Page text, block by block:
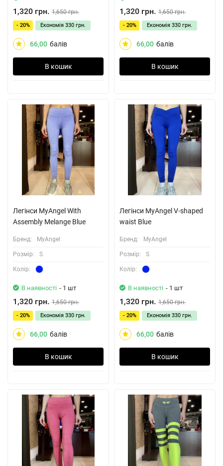
1,320 грн. 1,650 грн.
- 20% Економія 330 грн.
66,00 балів
В кошик
1,320 грн. 1,650 грн.
- 20% Економія 330 грн.
66,00 балів
В кошик
Легінси MyAngel With
Assembly Melange Blue
Бренд: MyAngel
Розмiр: S
Колiр:
В наявності - 1 шт
1,320 грн. 1,650 грн.
- 20% Економія 330 грн.
66,00 балів
В кошик
Легінси MyAngel V-shaped
waist Blue
Бренд: MyAngel
Розмiр: S
Колiр:
В наявності - 1 шт
1,320 грн. 1,650 грн.
- 20% Економія 330 грн.
66,00 балів
В кошик